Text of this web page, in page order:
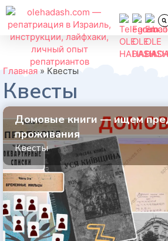
Главная » Квесты
Квесты
Домовые книги — ищем
проживания
Квесты